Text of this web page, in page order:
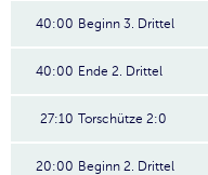
40:00 Beginn 3. Drittel
40:00 Ende 2. Drittel
27:10 Torschütze 2:0
20:00 Beginn 2. Drittel